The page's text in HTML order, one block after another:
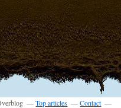
Top articles
Contact